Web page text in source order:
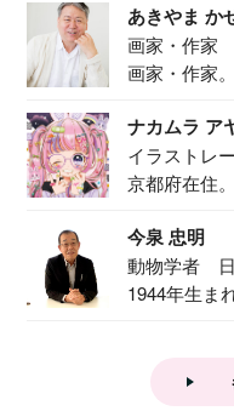
あきやま か
画家・作家
画家・作家
ナカムラ ア
イラストレ
京都府在住
今泉 忠明
動物学者
1944年生ま